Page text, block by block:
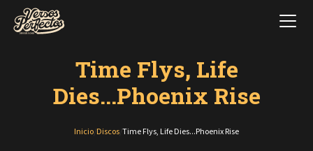
Time Flys, Life
Dies...Phoenix Rise
Inicio Discos Time Flys, Life Dies...Phoenix Rise